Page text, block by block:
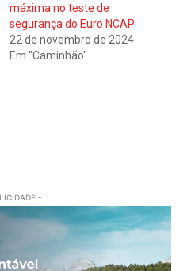
máxima no teste de
segurança do Euro NCAP
22 de novembro de 2024
Em "Caminhão"
-